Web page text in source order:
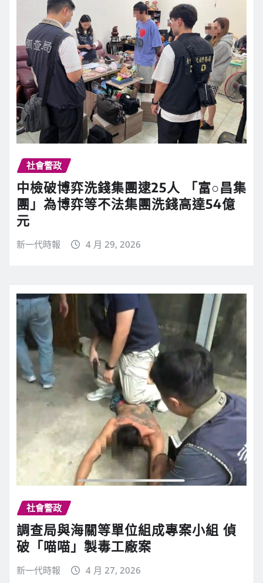
社會警政
中檢破博弈洗錢集團逮25人 「富○昌集
團」為博弈等不法集團洗錢高達54億
元
新一代時報 4 月 29, 2026
社會警政
調查局與海關等單位組成專案小組 偵
破「喵喵」製毒工廠案
新一代時報 4 月 27, 2026